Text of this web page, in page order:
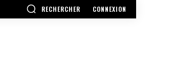
RECHERCHER CONNEXION